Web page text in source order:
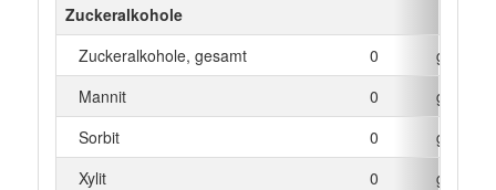
Zuckeralkohole
Zuckeralkohole, gesamt
0
g
Mannit
0
g
Sorbit
0
g
Xylit
0
g